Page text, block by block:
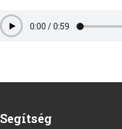
Play0:00 /0:59
Segítség